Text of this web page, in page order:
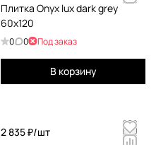
Плитка Onyx lux dark grey
60x120
0 0 Под заказ
В корзину
2 835 ₽/шт